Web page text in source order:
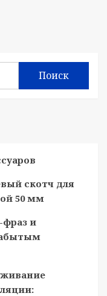
Поиск
скотч для
50 мм
и